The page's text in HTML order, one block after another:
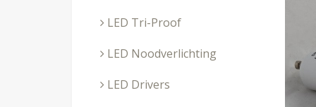
LED Tri-Proof
LED Noodverlichting
LED Drivers